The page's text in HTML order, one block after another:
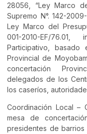
28056, “Ley Marco
Supremo N°. 142-
Ley Marco del
001-2010-EF/
Participativo, basado
Provincial de
concertación
delegados de los
los caseríos,
Coordinación Local –
mesa de
presidentes de